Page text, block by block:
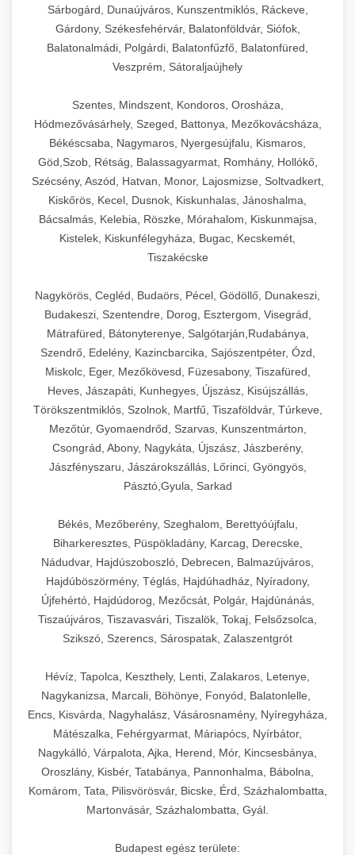
Sárbogárd, Dunaújváros, Kunszentmiklós, Ráckeve,
Gárdony, Székesfehérvár, Balatonföldvár, Siófok,
Balatonalmádi, Polgárdi, Balatonfűzfő, Balatonfüred,
Veszprém, Sátoraljaújhely
Szentes, Mindszent, Kondoros, Orosháza,
Hódmezővásárhely, Szeged, Battonya, Mezőkovácsháza,
Békéscsaba, Nagymaros, Nyergesújfalu, Kismaros,
Göd,Szob, Rétság, Balassagyarmat, Romhány, Hollókő,
Szécsény, Aszód, Hatvan, Monor, Lajosmizse, Soltvadkert,
Kiskőrös, Kecel, Dusnok, Kiskunhalas, Jánoshalma,
Bácsalmás, Kelebia, Röszke, Mórahalom, Kiskunmajsa,
Kistelek, Kiskunfélegyháza, Bugac, Kecskemét,
Tiszakécske
Nagykörös, Cegléd, Budaörs, Pécel, Gödöllő, Dunakeszi,
Budakeszi, Szentendre, Dorog, Esztergom, Visegrád,
Mátrafüred, Bátonyterenye, Salgótarján,Rudabánya,
Szendrő, Edelény, Kazincbarcika, Sajószentpéter, Ózd,
Miskolc, Eger, Mezőkövesd, Füzesabony, Tiszafüred,
Heves, Jászapáti, Kunhegyes, Újszász, Kisújszállás,
Törökszentmiklós, Szolnok, Martfű, Tiszaföldvár, Túrkeve,
Mezőtúr, Gyomaendrőd, Szarvas, Kunszentmárton,
Csongrád, Abony, Nagykáta, Újszász, Jászberény,
Jászfényszaru, Jászárokszállás, Lőrinci, Gyöngyös,
Pásztó,Gyula, Sarkad
Békés, Mezőberény, Szeghalom, Berettyóújfalu,
Biharkeresztes, Püspökladány, Karcag, Derecske,
Nádudvar, Hajdúszoboszló, Debrecen, Balmazújváros,
Hajdúböszörmény, Téglás, Hajdúhadház, Nyíradony,
Újfehértó, Hajdúdorog, Mezőcsát, Polgár, Hajdúnánás,
Tiszaújváros, Tiszavasvári, Tiszalök, Tokaj, Felsőzsolca,
Szikszó, Szerencs, Sárospatak, Zalaszentgrót
Hévíz, Tapolca, Keszthely, Lenti, Zalakaros, Letenye,
Nagykanizsa, Marcali, Böhönye, Fonyód, Balatonlelle,
Encs, Kisvárda, Nagyhalász, Vásárosnamény, Nyíregyháza,
Mátészalka, Fehérgyarmat, Máriapócs, Nyírbátor,
Nagykálló, Várpalota, Ajka, Herend, Mór, Kincsesbánya,
Oroszlány, Kisbér, Tatabánya, Pannonhalma, Bábolna,
Komárom, Tata, Pilisvörösvár, Bicske, Érd, Százhalombatta,
Martonvásár, Százhalombatta, Gyál.
Budapest egész területe: